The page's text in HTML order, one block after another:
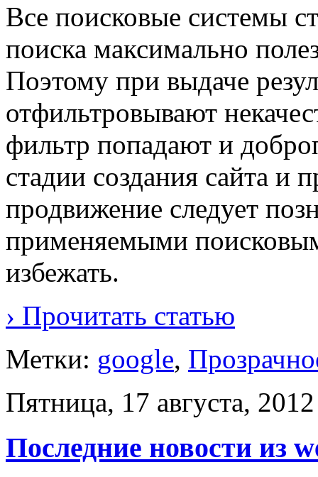
Все поисковые системы
поиска максимально
Поэтому при выдаче
отфильтровывают
фильтр попадают и
стадии создания сайта и
продвижение следует
применяемыми
избежать.
› Прочитать статью
Метки: google,
Пятница, 17 августа, 2012
Последние новости из